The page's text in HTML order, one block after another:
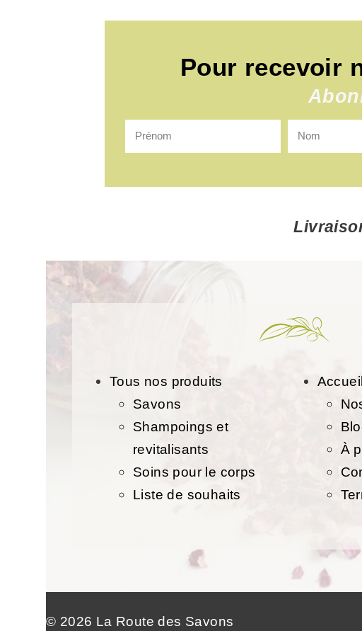
Pour recevoir
Tous nos produits
Savons
Shampoings et
revitalisants
Soins pour le corps
Liste de souhaits
Accueil
À
© 2026 La Route des Savons